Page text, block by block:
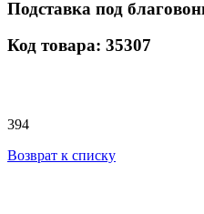
Подставка под
Код товара: 35307
394
Возврат к списку